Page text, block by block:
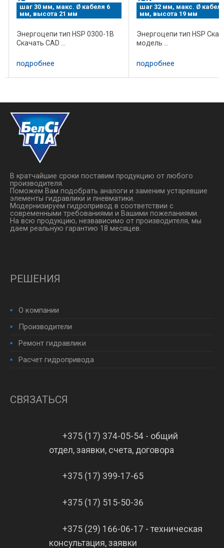
шаг 30 мм, макс. Ø кабеля 6
мм, высота 21 мм
Энергоцепи тип HSP 0300-1B
Скачать CAD ...
подробнее
шаг 32 мм, макс. Ø
мм, высота 19 мм
Энергоцепи тип HSP
модель ...
подробнее
В кратчайшие сроки поставим продукцию от любого
производителя.
Поможем Вам подобрать аналоги и заменим устаревшие
элементы гидравлики и пневматики.
Модернизируем гидропривод в соответствии с
современными требованиями и Вашими пожеланиями.
На всю продукцию, незвависимо от производителя, мы
даем реальную гарантию 18 месяцев.
РЕШЕНИЯ
О компании
Производители
Ремонт гидравлики
Расчет гидропривода
СВЯЗАТЬСЯ
+375 (17) 374-05-54 - общий
отдел, заявки, счета, договора
+375 (17) 399-17-65
+375 (17) 515-50-36
+375 (29) 166-06-17 - техническая
консультация, заявки